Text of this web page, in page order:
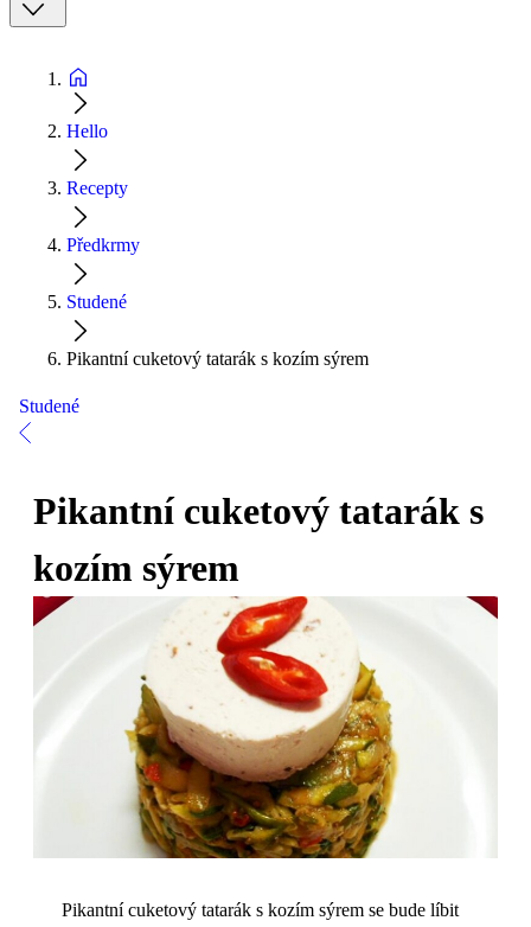
Hello
Recepty
Předkrmy
Studené
Pikantní cuketový tatarák s kozím sýrem
Studené
Pikantní cuketový tatarák s
kozím sýrem
Pikantní cuketový tatarák s kozím sýrem se bude líbit